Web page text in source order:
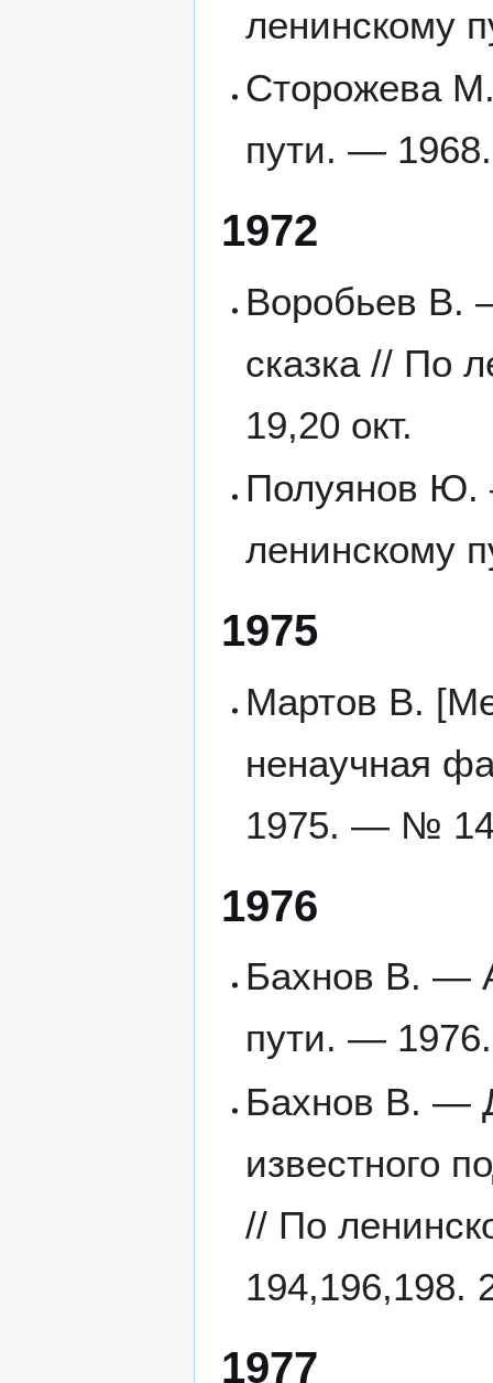
ленинскому
Сторожева
пути. —
1972
Воробьев В.
сказка // По
19,20 окт.
Полуянов Ю.
ленинскому
1975
Мартов В.
ненаучная
1975. — №
1976
Бахнов В. —
пути. —
Бахнов В. —
известного
// По
194,196,198.
1977